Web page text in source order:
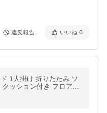
違反報告 いいね 0
1人掛け 折りたたみ ソ
ッション付き フロアソ
し リーヴル1P ドリス